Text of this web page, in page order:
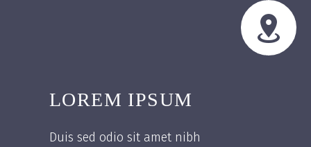


LOREM IPSUM
Duis sed odio sit amet nibh